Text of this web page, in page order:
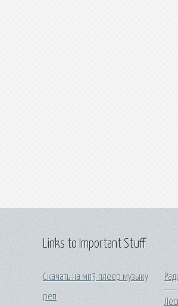
Links to Important Stuff
Скачать на мп3 плеер музыку
реп